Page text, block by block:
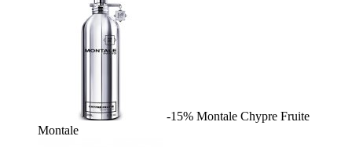
-15% Montale Chypre Fruite
Montale